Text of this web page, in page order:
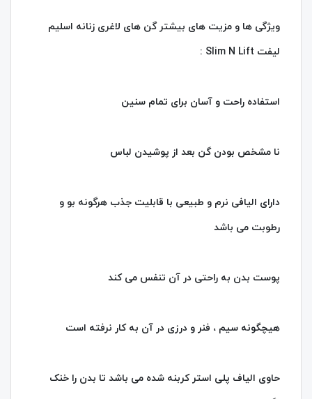
ویژگی ها و مزیت های بیشتر گن های لاغری زنانه اسلیم
لیفت Slim N Lift :
استفاده راحت و آسان برای تمام سنین
نا مشخص بودن گن بعد از پوشیدن لباس
دارای الیافی نرم و طبیعی با قابلیت جذب هرگونه بو و
رطوبت می باشد
پوست بدن به راحتی در آن تنفس می کند
هیچگونه سیم ، فنر و درزی در آن به کار نرفته است
حاوی الیاف پلی استر کربنه شده می باشد تا بدن را خنک